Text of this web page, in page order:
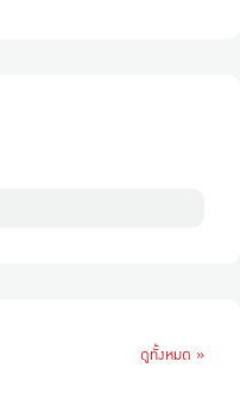
ดูทั้งหมด »